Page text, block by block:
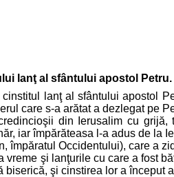
lanţ al sfântului apostol Petru.
cinstitul lanţ al sfântului apostol
care s-a arătat a dezlegat pe
din Ierusalim cu
iar împărăteasa l-a adus de la
împăratul Occidentului), care a
vreme şi lanţurile cu care a fost
biserică, şi cinstirea lor a început